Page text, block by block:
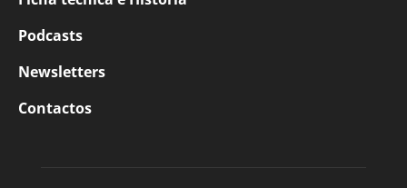
Podcasts
Newsletters
Contactos